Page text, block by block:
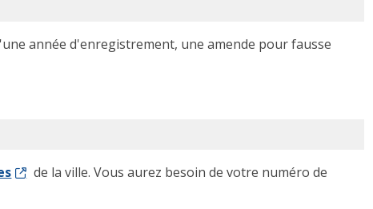
année d'enregistrement, une amende pour fausse
de la ville. Vous aurez besoin de votre numéro de